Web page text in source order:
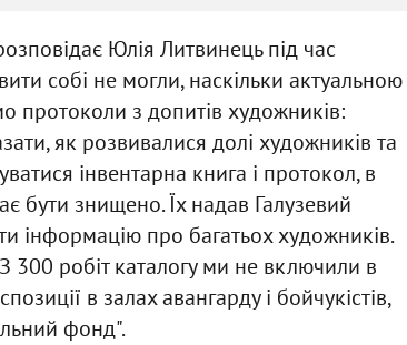
Юлія Литвинець під час
собі не могли, наскільки актуальною
протоколи з допитів художників:
як розвивалися долі художників та
інвентарна книга і протокол, в
бути знищено. Їх надав Галузевий
інформацію про багатьох художників.
300 робіт каталогу ми не включили в
в залах авангарду і бойчукістів,
фонд".